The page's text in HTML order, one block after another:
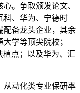
。争取颁发论文、
科、华为、宁德时
配备龙头企业，其余
学等顶尖院校；
植点；以及华为、汇
动化类专业保研率